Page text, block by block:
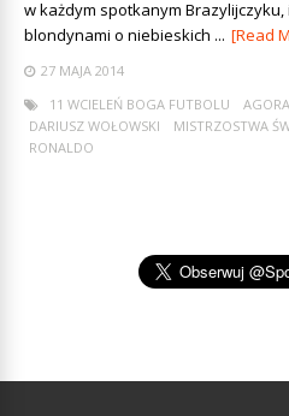
w każdym spotkanym Brazylijczyku,
blondynami o niebieskich ... [Read
27 MAJA 2014
11 WCIELEŃ BOGA FUTBOLU
AGORA
DARIUSZ WOŁOWSKI
MISTRZOSTWA
RONALDO